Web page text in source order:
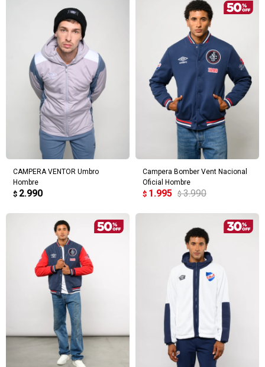
CAMPERA VENTOR Umbro
Hombre
$ 2.990
Campera Bomber Vent Nacional
Oficial Hombre
$ 1.995 $ 3.990